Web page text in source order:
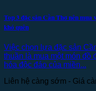
Top 3 đặc sản Cần Thơ nên
khó quên
Việc chọn lựa đặc sản
thuần là mua một món đồ
hóa độc đáo của miền...
Liên hệ càng sớm - Giá